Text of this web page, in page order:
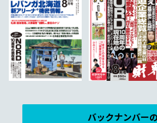
バックナンバー